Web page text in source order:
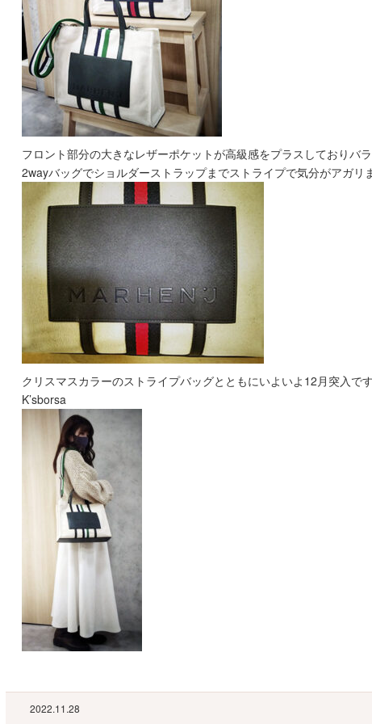
フロント部分の大きなレザーポケットが高級感をプラスしておりバ
2wayバッグでショルダーストラップまでストライプで気分がアガ
クリスマスカラーのストライプバッグとともにいよいよ12月突入で
K’sborsa
2022.11.28